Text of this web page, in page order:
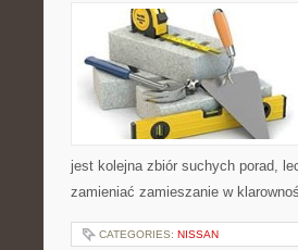
jest kolejna zbiór suchych porad,
zamieniać zamieszanie w
CATEGORIES: NISSAN